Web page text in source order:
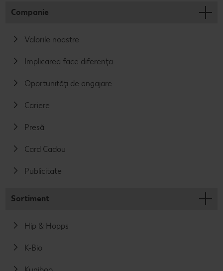
Companie
Valorile noastre
Implicarea face diferența
Oportunități de angajare
Cariere
Presă
Card Cadou
Publicitate
Sortiment
Hip & Hopps
K-Bio